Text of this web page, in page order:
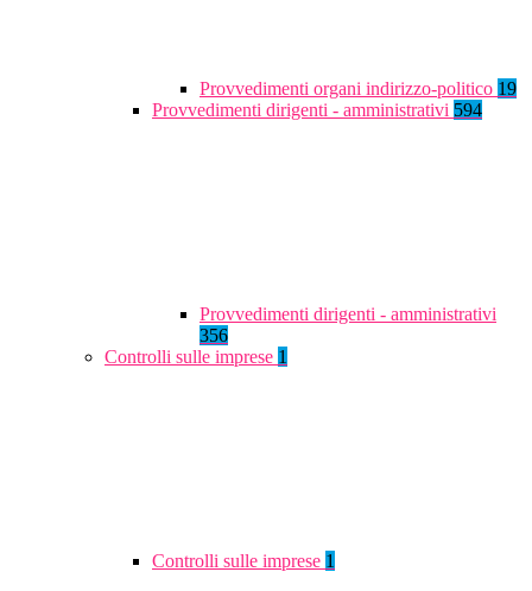
Provvedimenti organi indirizzo-politico 19
Provvedimenti dirigenti - amministrativi 594
Provvedimenti dirigenti - amministrativi
356
Controlli sulle imprese 1
Controlli sulle imprese 1